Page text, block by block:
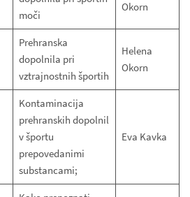
moči
Okorn
Prehranska
dopolnila pri
vztrajnostnih športih
Helena
Okorn
Kontaminacija
prehranskih dopolnil
v športu
prepovedanimi
substancami;
Eva Kavka